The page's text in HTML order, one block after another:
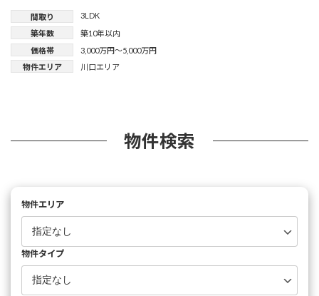
間取り
3LDK
築年数
築10年以内
価格帯
3,000万円～5,000万円
物件エリア
川口エリア
物件検索
物件エリア
物件タイプ